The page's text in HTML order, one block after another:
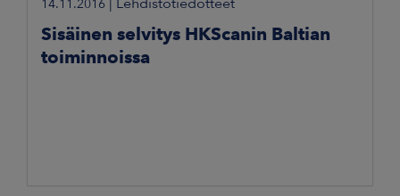
14.11.2016
Sisäinen selvitys HKScanin Baltian
toiminnoissa